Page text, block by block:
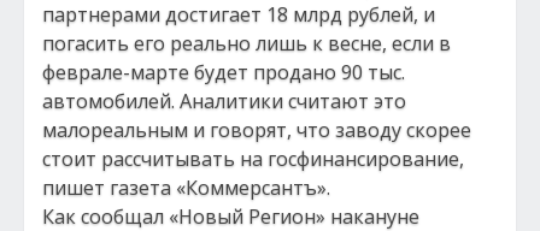
партнерами достигает 18 млрд рублей, и
погасить его реально лишь к весне, если в
феврале-марте будет продано 90 тыс.
автомобилей. Аналитики считают это
малореальным и говорят, что заводу скорее
стоит рассчитывать на госфинансирование,
пишет газета «Коммерсантъ».
Как сообщал «Новый Регион» накануне